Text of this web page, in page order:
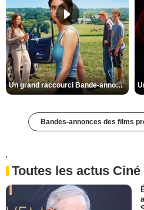
Un grand raccourci Bande-annonce VF
Bandes-annonces des films
'
Toutes les actus Ciné